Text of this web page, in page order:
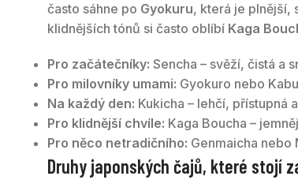
často sáhne po Gyokuru, která je plnější,
klidnějších tónů si často oblíbí Kaga
Pro začátečníky: Sencha – svěží, čistá a
Pro milovníky umami: Gyokuro nebo
Na každý den: Kukicha – lehčí, přístupná
Pro klidnější chvíle: Kaga Boucha –
Pro něco netradičního: Genmaicha nebo
Druhy japonských čajů, které stojí